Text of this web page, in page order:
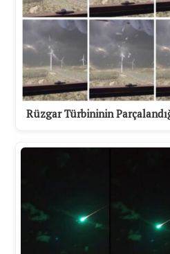
Rüzgar Türbininin